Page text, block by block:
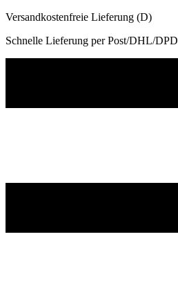
Versandkostenfreie Lieferung (D)
Schnelle Lieferung per Post/DHL/DPD